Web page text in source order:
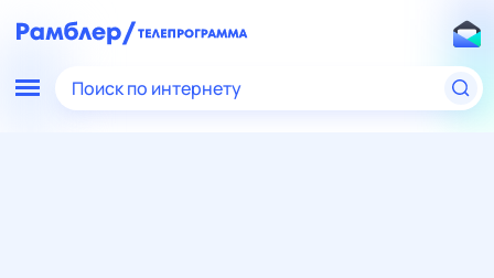
Поиск по интернету